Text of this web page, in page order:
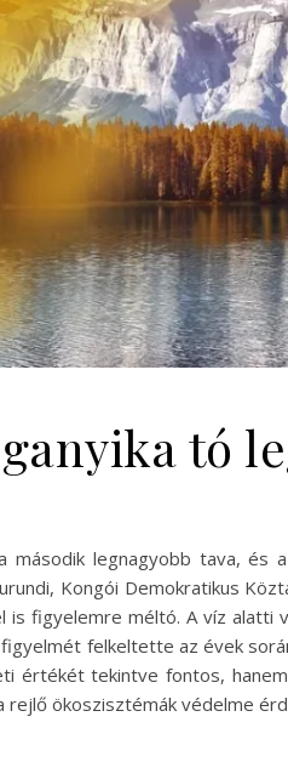
tó
második legnagyobb tava,
Kongói Demokratikus
is figyelemre méltó. A víz alatti
felkeltette az évek
értékét tekintve fontos,
rejlő ökoszisztémák védelme